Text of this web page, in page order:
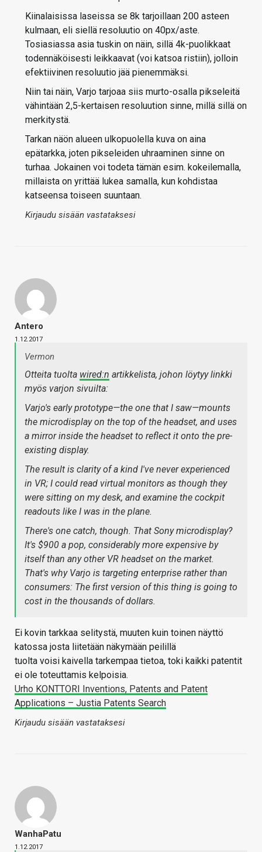
Kiinalaisissa laseissa se 8k tarjoillaan 200 asteen
kulmaan, eli siellä resoluutio on 40px/aste.
Tosiasiassa asia tuskin on näin, sillä 4k-puolikkaat
todennäköisesti leikkaavat (voi katsoa ristiin), jolloin
efektiivinen resoluutio jää pienemmäksi.
Niin tai näin, Varjo tarjoaa siis murto-osalla pikseleitä
vähintään 2,5-kertaisen resoluution sinne, millä sillä on
merkitystä.
Tarkan näön alueen ulkopuolella kuva on aina
epätarkka, joten pikseleiden uhraaminen sinne on
turhaa. Jokainen voi todeta tämän esim. kokeilemalla,
millaista on yrittää lukea samalla, kun kohdistaa
katseensa toiseen suuntaan.
Kirjaudu sisään vastataksesi
Antero
1.12.2017
Vermon
Otteita tuolta wired:n artikkelista, johon löytyy linkki
myös varjon sivuilta:
Varjo's early prototype—the one that I saw—mounts
the microdisplay on the top of the headset, and uses
a mirror inside the headset to reflect it onto the pre-
existing display.
The result is clarity of a kind I've never experienced
in VR; I could read virtual monitors as though they
were sitting on my desk, and examine the cockpit
readouts like I was in the plane.
There's one catch, though. That Sony microdisplay?
It's $900 a pop, considerably more expensive by
itself than any other VR headset on the market.
That's why Varjo is targeting enterprise rather than
consumers: The first version of this thing is going to
cost in the thousands of dollars.
Ei kovin tarkkaa selitystä, muuten kuin toinen näyttö
katossa josta liitetään näkymään peilillä
tuolta voisi kaivella tarkempaa tietoa, toki kaikki patentit
ei ole toteuttamis kelpoisia.
Urho KONTTORI Inventions, Patents and Patent
Applications – Justia Patents Search
Kirjaudu sisään vastataksesi
WanhaPatu
1.12.2017